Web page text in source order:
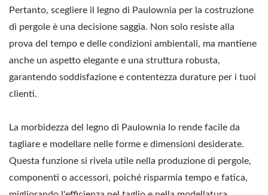
Pertanto, scegliere il legno di Paulownia per la costruzione
di pergole è una decisione saggia. Non solo resiste alla
prova del tempo e delle condizioni ambientali, ma mantiene
anche un aspetto elegante e una struttura robusta,
garantendo soddisfazione e contentezza durature per i tuoi
clienti.
La morbidezza del legno di Paulownia lo rende facile da
tagliare e modellare nelle forme e dimensioni desiderate.
Questa funzione si rivela utile nella produzione di pergole,
componenti o accessori, poiché risparmia tempo e fatica,